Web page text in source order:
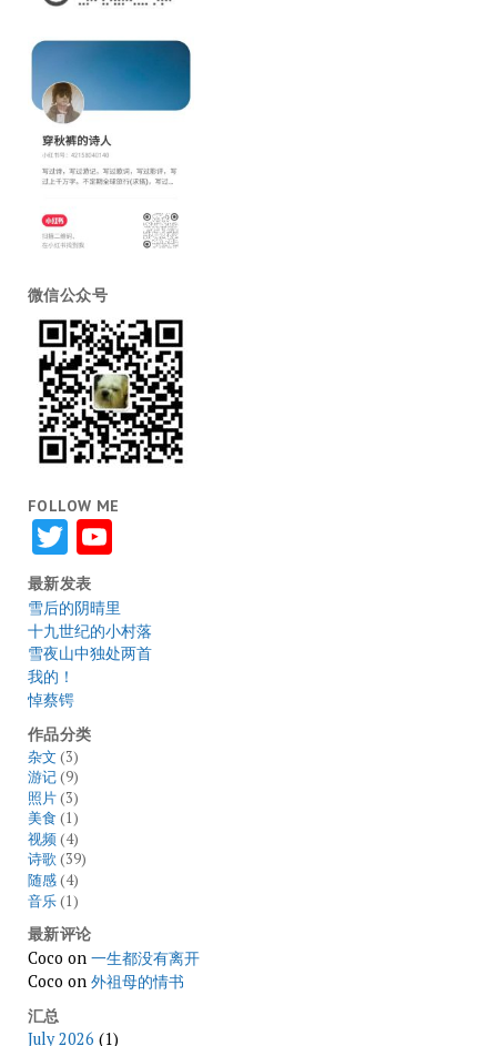
微信公众号
FOLLOW ME
TwitterYouTube
最新发表
雪后的阴晴里
十九世纪的小村落
雪夜山中独处两首
我的！
悼蔡锷
作品分类
杂文 (3)
游记(9)
照片(3)
美食 (1)
视频(4)
诗歌(39)
随感(4)
音乐(1)
最新评论
Coco on 一生都没有离开
Coco on 外祖母的情书
汇总
July 2026 (1)